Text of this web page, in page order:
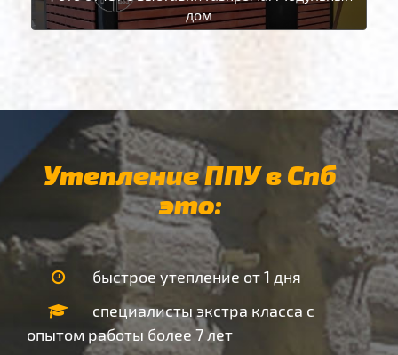
дом
Утепление ППУ в Спб
это:
быстрое утепление от 1 дня
специалисты экстра класса с
опытом работы более 7 лет